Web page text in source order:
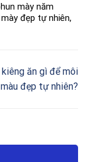
mày năm
mày đẹp tự nhiên,
kiêng ăn gì để môi
màu đẹp tự nhiên?